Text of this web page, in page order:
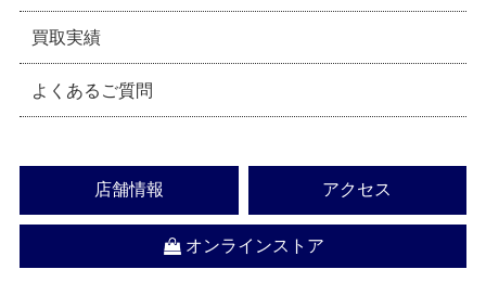
買取実績
よくあるご質問
店舗情報 アクセス
オンラインストア